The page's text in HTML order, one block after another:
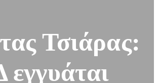
Τσιάρας: